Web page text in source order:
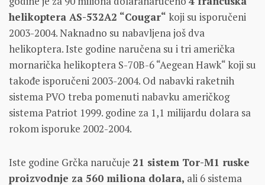
helikoptera AS-532A2 “Cougar“ koji su isporučeni
2003-2004. Naknadno su nabavljena još dva
helikoptera. Iste godine naručena su i tri američka
mornarička helikoptera S-70B-6 “Aegean Hawk“ koji su
takođe isporučeni 2003-2004. Od nabavki raketnih
sistema PVO treba pomenuti nabavku američkog
sistema Patriot 1999. godine za 1,1 milijardu dolara sa
rokom isporuke 2002-2004.
Iste godine Grčka naručuje 21 sistem Tor-M1 ruske
proizvodnje za 560 miliona dolara, ali 6 sistema